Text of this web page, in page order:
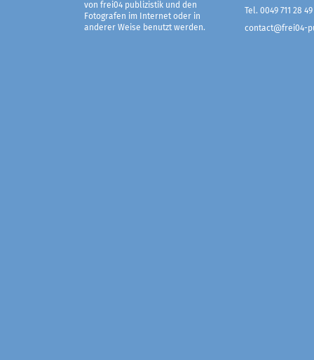
von frei04 publizistik und den
Fotografen im Internet oder in
anderer Weise benutzt werden.
Tel. 0049 711 28 49
contact@frei04-